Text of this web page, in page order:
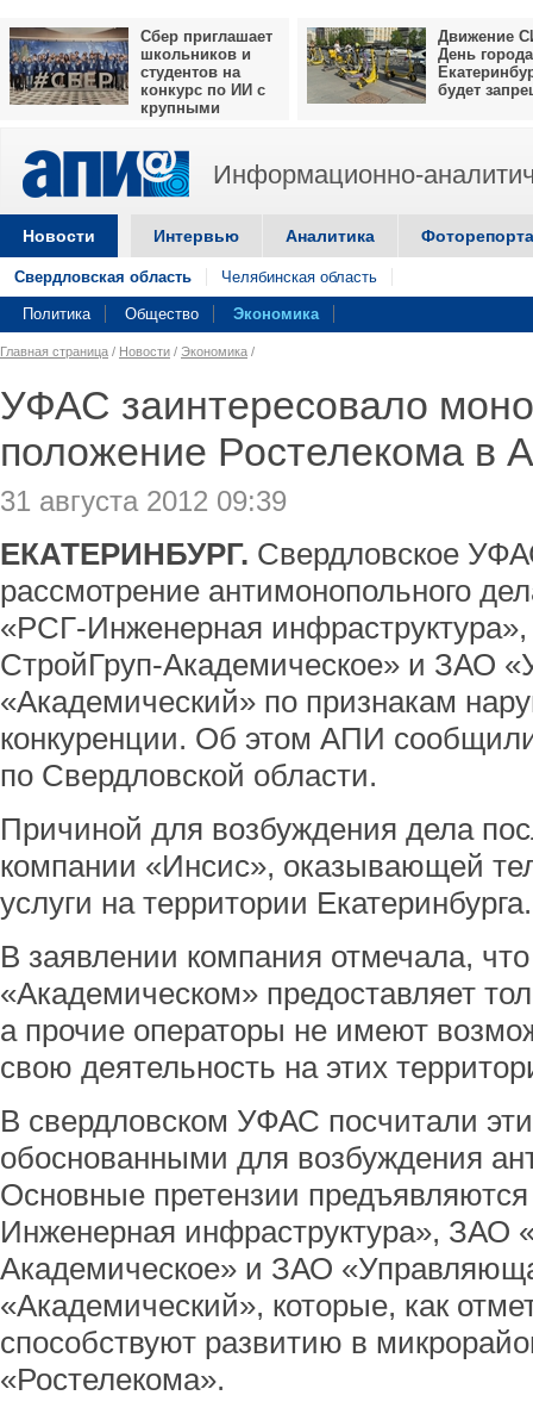
Сбер приглашает
школьников и
студентов на
конкурс по ИИ с
крупными
Движение
День города
будет
Информационно-
Новости Интервью Аналитика
Свердловская область Челябинская область
Политика Общество Экономика
Главная страница / Новости / Экономика /
УФАС заинтересовало
положение Ростелекома в
31 августа 2012 09:39
ЕКАТЕРИНБУРГ. Свердловское
рассмотрение антимонопольного
«РСГ-Инженерная
СтройГруп-Академическое» и ЗАО
«Академический» по признакам
конкуренции. Об этом АПИ
по Свердловской области.
Причиной для возбуждения дела
компании «Инсис», оказывающей
услуги на территории Екатеринбурга.
В заявлении компания отмечала,
«Академическом» предоставляет
а прочие операторы не имеют
свою деятельность на этих
В свердловском УФАС посчитали
обоснованными для возбуждения
Основные претензии
Инженерная инфраструктура», ЗАО
Академическое» и ЗАО
«Академический», которые, как
способствуют развитию в
«Ростелекома».